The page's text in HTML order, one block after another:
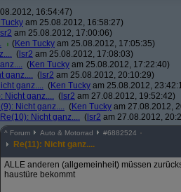
16:54:47)
am 25.08.2012, 16:58:27)
lsr2 am 25.08.2012, 17:00:06)
(Ken Tucky am 25.08.2012, 17:05:35)
( lsr2 am 25.08.2012, 17:08:03)
(Ken Tucky am 25.08.2012, 17:22:40)
ganz.... ( lsr2 am 25.08.2012, 20:10:29)
ganz.... (Ken Tucky am 25.08.2012,
Nicht ganz.... ( lsr2 am 27.08.2012, 19:52:42)
Nicht ganz.... (Ken Tucky am 27.08.2012,
Re(10): Nicht ganz.... ( lsr2 am 27.08.2012,
^ Forum Auto & Motorrad #6882524
Re(11): Nicht ganz....
ALLE anderen (allgemeinheit) müssen
haustüre bekommt